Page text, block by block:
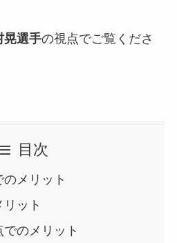
晃選手の視点でご覧くださ
目次
メリット
ット
のメリット